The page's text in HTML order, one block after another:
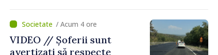
temporară de muncă
/ Acum 4 ore
VIDEO // Șoferii sunt
avertizați să respecte